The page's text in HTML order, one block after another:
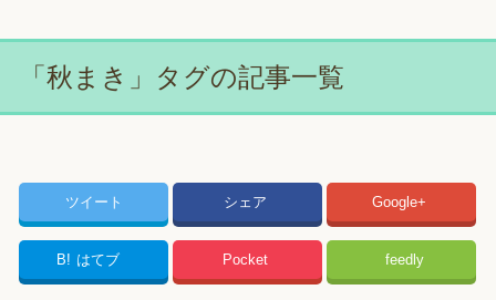
「秋まき」タグの記事一覧
ツイート シェア Google+
B! はてブ Pocket feedly